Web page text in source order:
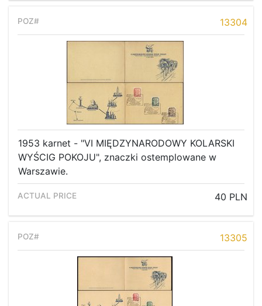
13304
1953 karnet - "VI MIĘDZYNARODOWY KOLARSKI
WYŚCIG POKOJU", znaczki ostemplowane w
Warszawie.
40 PLN
13305